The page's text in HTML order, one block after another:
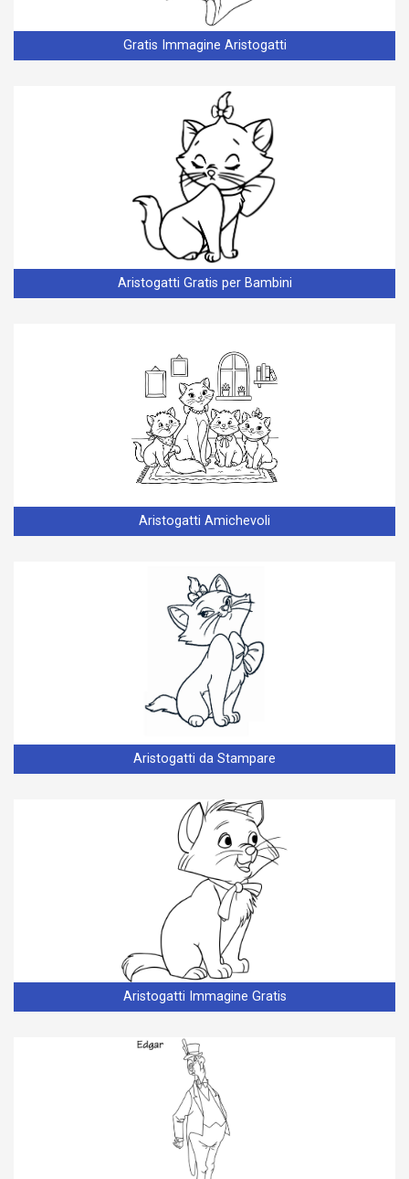
Gratis Immagine Aristogatti
Aristogatti Gratis per Bambini
Aristogatti Amichevoli
Aristogatti da Stampare
Aristogatti Immagine Gratis